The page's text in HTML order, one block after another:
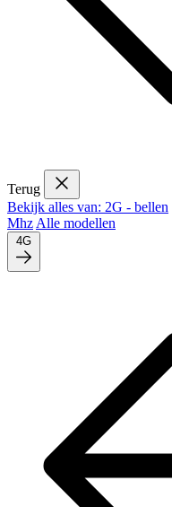
Terug
Bekijk alles van: 2G - bellen
Mhz Alle modellen
4G